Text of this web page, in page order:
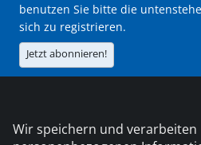
benutzen Sie bitte die
sich zu registrieren.
Jetzt abonnieren!
Die DVS Media GmbH ist
Wir speichern und verarbeiten